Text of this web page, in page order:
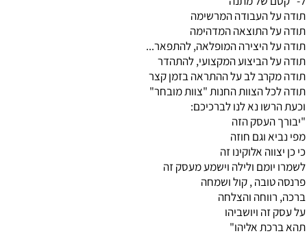
תודה על העבודה המרשימה
תודה על התוצאה המדהימה
תודה על היצירה המופלאה, להתפאר...
תודה על הביצוע המקצועי, להתהדר
תודה מקרב לב על ההתראה בזמן קצר
תודה לכל הצוות החנות "צוות מובחר"
וכעת הרשו נא לנו לברכיכם:
"יבורך העסק הזה
מפי נביא וגם חוזה
כי כן יצווה אלוקינו זה
לשמרו יומם ולילה וישמע מעסק זה
פרנסה טובה , קול ושמחה
ברכה, רווחה והצלחה
על עסק זה ויושביהו
תהא ברכת אליהו"